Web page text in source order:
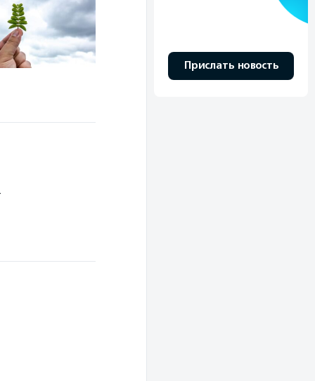
Прислать новость